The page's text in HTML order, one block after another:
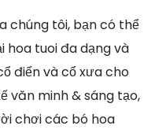
chúng tôi, bạn có thể
hoa tuoi đa dạng và
điển và cổ xưa cho
văn minh & sáng tạo,
chơi các bó hoa